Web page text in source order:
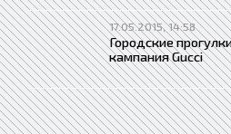
17.05.2015, 14:58
Городские
кампания Gucci